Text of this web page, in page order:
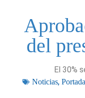
del
El 30%
Noticias,